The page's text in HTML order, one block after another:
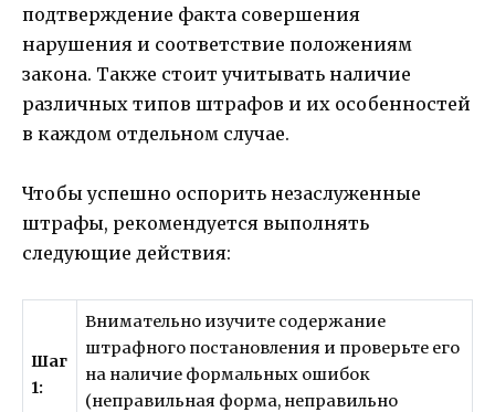
подтверждение факта совершения
нарушения и соответствие положениям
закона. Также стоит учитывать наличие
различных типов штрафов и их особенностей
в каждом отдельном случае.
Чтобы успешно оспорить незаслуженные
штрафы, рекомендуется выполнять
следующие действия:
Шаг
1:
Внимательно изучите содержание
штрафного постановления и проверьте его
на наличие формальных ошибок
(неправильная форма, неправильно